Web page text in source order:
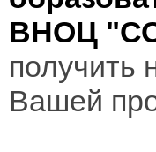
ВНОЦ
получить
Вашей